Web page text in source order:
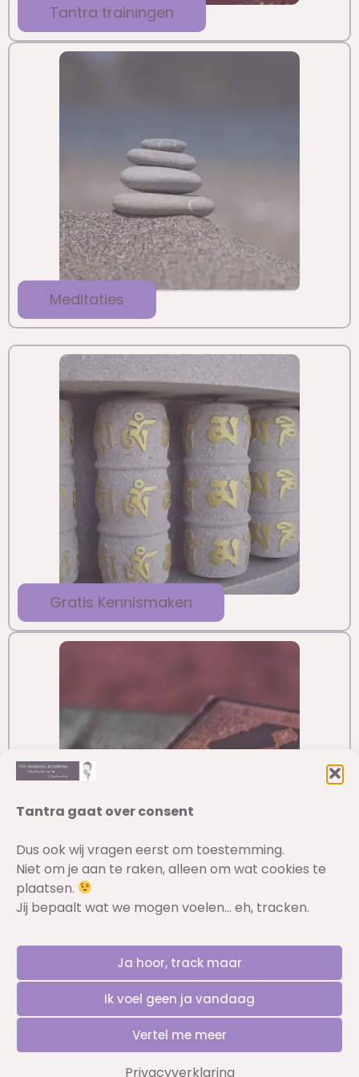
Tantra gaat over consent
Dus ook wij vragen eerst om toestemming.
Niet om je aan te raken, alleen om wat cookies te
plaatsen.
Jij bepaalt wat we mogen voelen… eh, tracken.
Ja hoor, track maar
Ik voel geen ja vandaag
Vertel me meer
Privacyverklaring
Tantra trainingen
Meditaties
Gratis Kennismaken
E-books
Privacyverklaring|Retourbeleid|
Toegankelijkheidsverklaring|
|Annuleringsvoorwaarden|Blogs|Inlog voor
leden
© 2026 The Goddess Academy – Alle rechten
voorbehouden